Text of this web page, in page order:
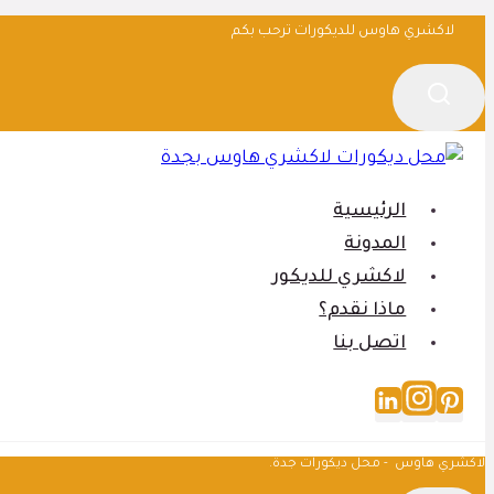
التجاوز
إلى
المحتوى
لاكشري هاوس للديكورات ترحب بكم
الرئيسية
المدونة
لاكشري للديكور
ماذا نقدم؟
اتصل بنا
لاكشري هاوس - محل ديكورات جدة.